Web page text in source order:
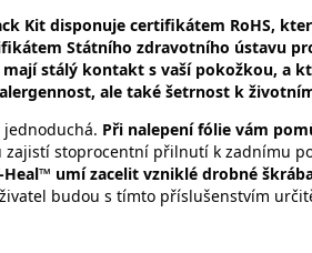
Kit disponuje certifikátem RoHS,
Státního zdravotního ústavu
stálý kontakt s vaší pokožkou, a
ale také šetrnost k
Při nalepení fólie vám
zajistí stoprocentní přilnutí k zadnímu
umí zacelit vzniklé drobné
budou s tímto příslušenstvím